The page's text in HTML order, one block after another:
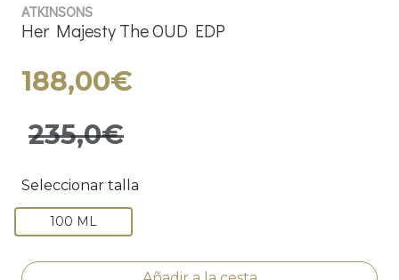
ATKINSONS
Her Majesty The OUD EDP
188,00€
235,0€
Seleccionar talla
100 ML